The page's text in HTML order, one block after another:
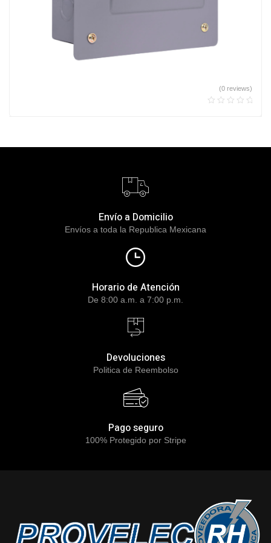
(0 reviews)
Envío a Domicilio
Envíos a toda la Republica Mexicana
Horario de Atención
De 8:00 a.m. a 7:00 p.m.
Devoluciones
Politica de Reembolso
Pago seguro
100% Protegido por Stripe